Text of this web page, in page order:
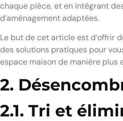
chaque pièce, et en intégrant
d’aménagement adaptées.
Le but de cet article est d’offrir
des solutions pratiques pour
espace maison de manière plus
2.
2.1. Tri et